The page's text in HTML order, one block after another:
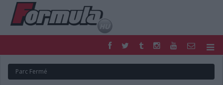
FORMULA
MOTOR
Parc Fermé